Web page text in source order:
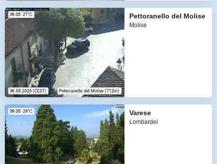
Pettoranello del Molise
Molise
Varese
Lombardei